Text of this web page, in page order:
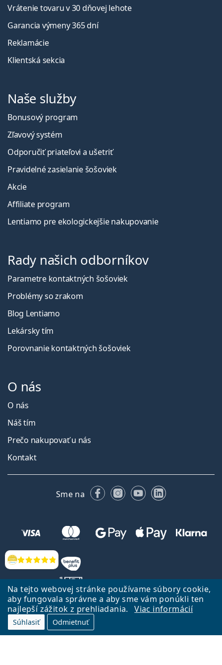
Na tejto webovej stránke používame súbory cookie,
aby fungovala správne a aby sme vám ponúkli ten
najlepší zážitok z prehliadania.
Viac informácií
Súhlasiť Odmietnuť
Hodnotenia
Vrátenie tovaru v 30 dňovej lehote
Garancia výmeny 365 dní
Reklamácie
Klientská sekcia
Naše služby
Bonusový program
Zľavový systém
Odporučiť priateľovi a ušetriť
Pravidelné zasielanie šošoviek
Akcie
Affiliate program
Lentiamo pre ekologickejšie nakupovanie
Rady našich odborníkov
Parametre kontaktných šošoviek
Problémy so zrakom
Blog Lentiamo
Lekársky tím
Porovnanie kontaktných šošoviek
O nás
O nás
Náš tím
Prečo nakupovať u nás
Kontakt
Sme na FacebookuInstagrame
YouTubeLinkedIn
Späť na Úvodnu stránku
Lentiamo.sk vlastní a prevádzkuje spoločnosť Lentiamo s.r.o., Česká